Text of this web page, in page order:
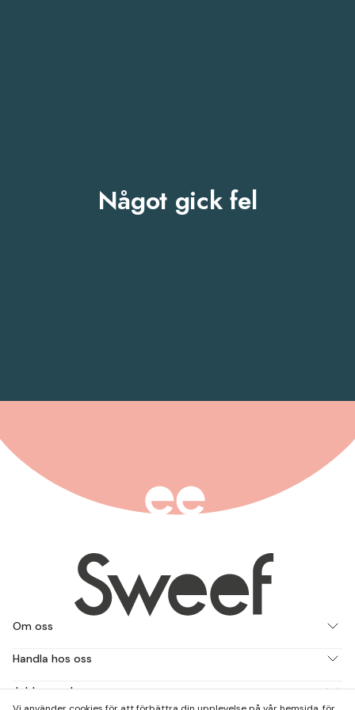
Något gick fel
Om oss
Handla hos oss
Jobba med oss